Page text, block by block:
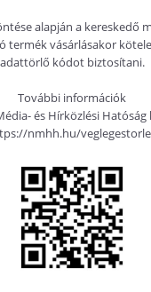
alapján a kereskedő
termék vásárlásakor
adattörlő kódot biztosítani.
További információk
és Hírközlési
nmhh.hu/